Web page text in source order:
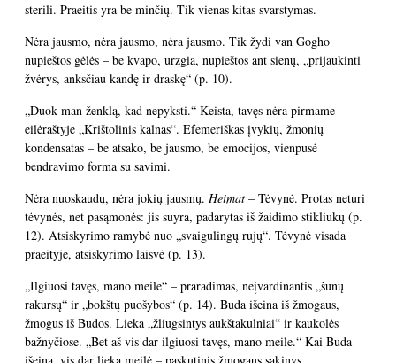
sterili. Praeitis yra be minčių. Tik vienas kitas svarstymas.
Nėra jausmo, nėra jausmo, nėra jausmo. Tik žydi van Gogho
nupieštos gėlės – be kvapo, urzgia, nupieštos ant sienų, „prijaukinti
žvėrys, anksčiau kandę ir draskę“ (p. 10).
„Duok man ženklą, kad nepyksti.“ Keista, tavęs nėra pirmame
eilėraštyje „Krištolinis kalnas“. Efemeriškas įvykių, žmonių
kondensatas – be atsako, be jausmo, be emocijos, vienpusė
bendravimo forma su savimi.
Nėra nuoskaudų, nėra jokių jausmų. Heimat – Tėvynė. Protas neturi
tėvynės, net pasąmonės: jis suyra, padarytas iš žaidimo stikliukų (p.
12). Atsiskyrimo ramybė nuo „svaigulingų rujų“. Tėvynė visada
praeityje, atsiskyrimo laisvė (p. 13).
„Ilgiuosi tavęs, mano meile“ – praradimas, neįvardinantis „šunų
rakursų“ ir „bokštų puošybos“ (p. 14). Buda išeina iš žmogaus,
žmogus iš Budos. Lieka „žliugsintys aukštakulniai“ ir kaukolės
bažnyčiose. „Bet aš vis dar ilgiuosi tavęs, mano meile.“ Kai Buda